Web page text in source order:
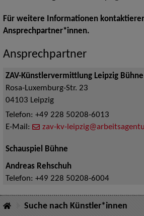
Für weitere Informationen
Ansprechpartner*innen.
Ansprechpartner
ZAV-Künstlervermittlung Leipzig Bühne
Rosa-Luxemburg-Str. 23
04103 Leipzig
Telefon: +49 228 50208-6013
E-Mail:
zav-kv-
Schauspiel Bühne
Andreas Rehschuh
Telefon: +49 228 50208-6004
Suche nach Künstler*innen